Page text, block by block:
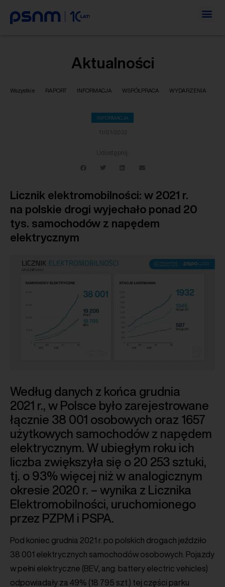
Aktualności
Wszystkie RAPORT INFORMACJA WSPÓŁPRACA WYDARZENIA
INFORMACJA
Udostępnij:
Licznik elektromobilności: w 2021 r.
na polskie drogi wyjechało ponad 20
tys. samochodów z napędem
elektrycznym
Według danych z końca grudnia
2021 r., w Polsce było zarejestrowane
łącznie 38 001 osobowych oraz 1657
użytkowych samochodów z napędem
elektrycznym. W ubiegłym roku ich
liczba zwiększyła się o 20 253 sztuki,
tj. o 93% więcej niż w analogicznym
okresie 2020 r. – wynika z Licznika
Elektromobilności, uruchomionego
przez PZPM i PSPA.
Pod koniec grudnia 2021 r. po polskich drogach jeździło
38 001 elektrycznych samochodów osobowych. Pojazdy
w pełni elektryczne (BEV, ang. battery electric vehicles)
odpowiadały za 49% (18 795 szt.) tej części parku